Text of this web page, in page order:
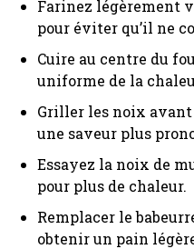
Farinez légèrement
pour éviter qu’il ne
Cuire au centre du
uniforme de la
Griller les noix
une saveur plus
Essayez la noix de
pour plus de chaleur.
Remplacer le
obtenir un pain